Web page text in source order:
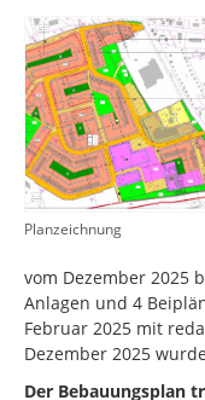
Planzeichnung
vom Dezember 2025
Anlagen und 4
Februar 2025 mit
Dezember 2025
Der Bebauungsplan